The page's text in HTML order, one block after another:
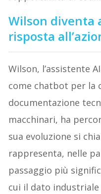
Wilson diventa
risposta
Wilson, l’assistente
come chatbot per la
documentazione
macchinari, ha
sua evoluzione si
rappresenta, nelle
passaggio più
cui il dato